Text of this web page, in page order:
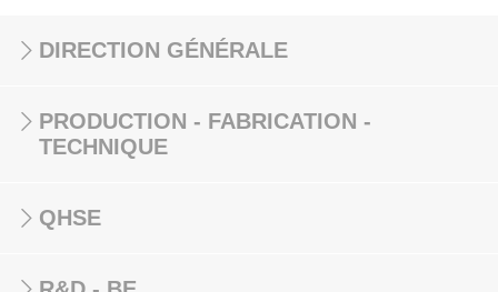
DIRECTION GÉNÉRALE
PRODUCTION - FABRICATION -
TECHNIQUE
QHSE